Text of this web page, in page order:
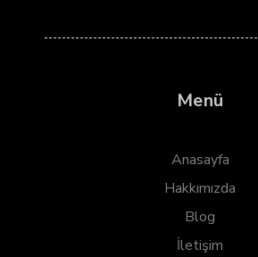
Menü
Anasayfa
Hakkımızda
Blog
İletişim